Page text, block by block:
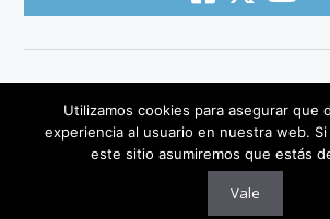
© 2019 All Rights
Utilizamos cookies para asegurar que
experiencia al usuario en nuestra web.
este sitio asumiremos que estás
Vale